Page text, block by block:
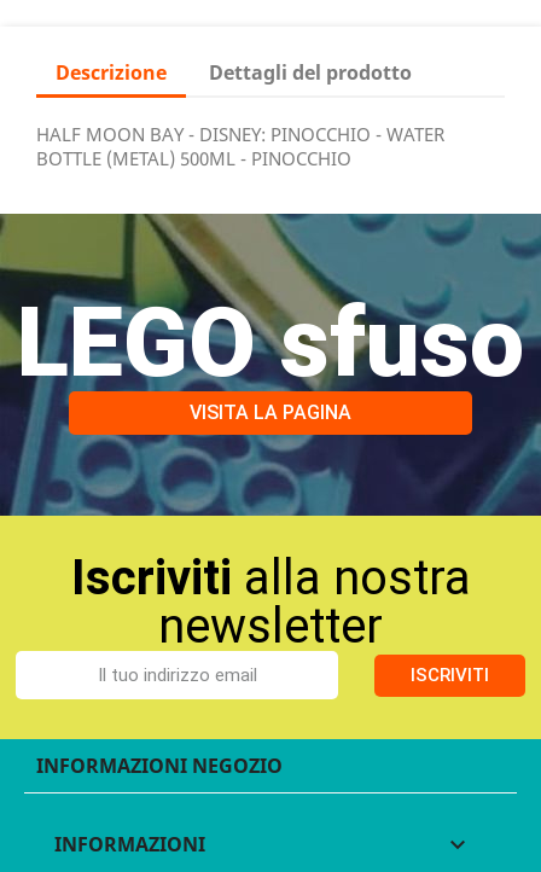
Descrizione Dettagli del prodotto
HALF MOON BAY - DISNEY: PINOCCHIO - WATER
BOTTLE (METAL) 500ML - PINOCCHIO
LEGO sfuso
VISITA LA PAGINA
Iscriviti alla nostra
newsletter
ISCRIVITI
INFORMAZIONI NEGOZIO
INFORMAZIONI 